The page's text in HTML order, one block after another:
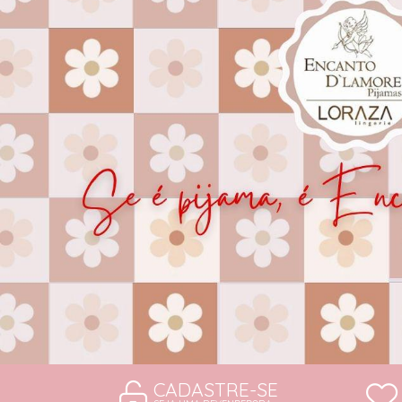
CAMISOLAS E ROBES
CONJUNTOS
SUTIÃS
CADASTRE-SE